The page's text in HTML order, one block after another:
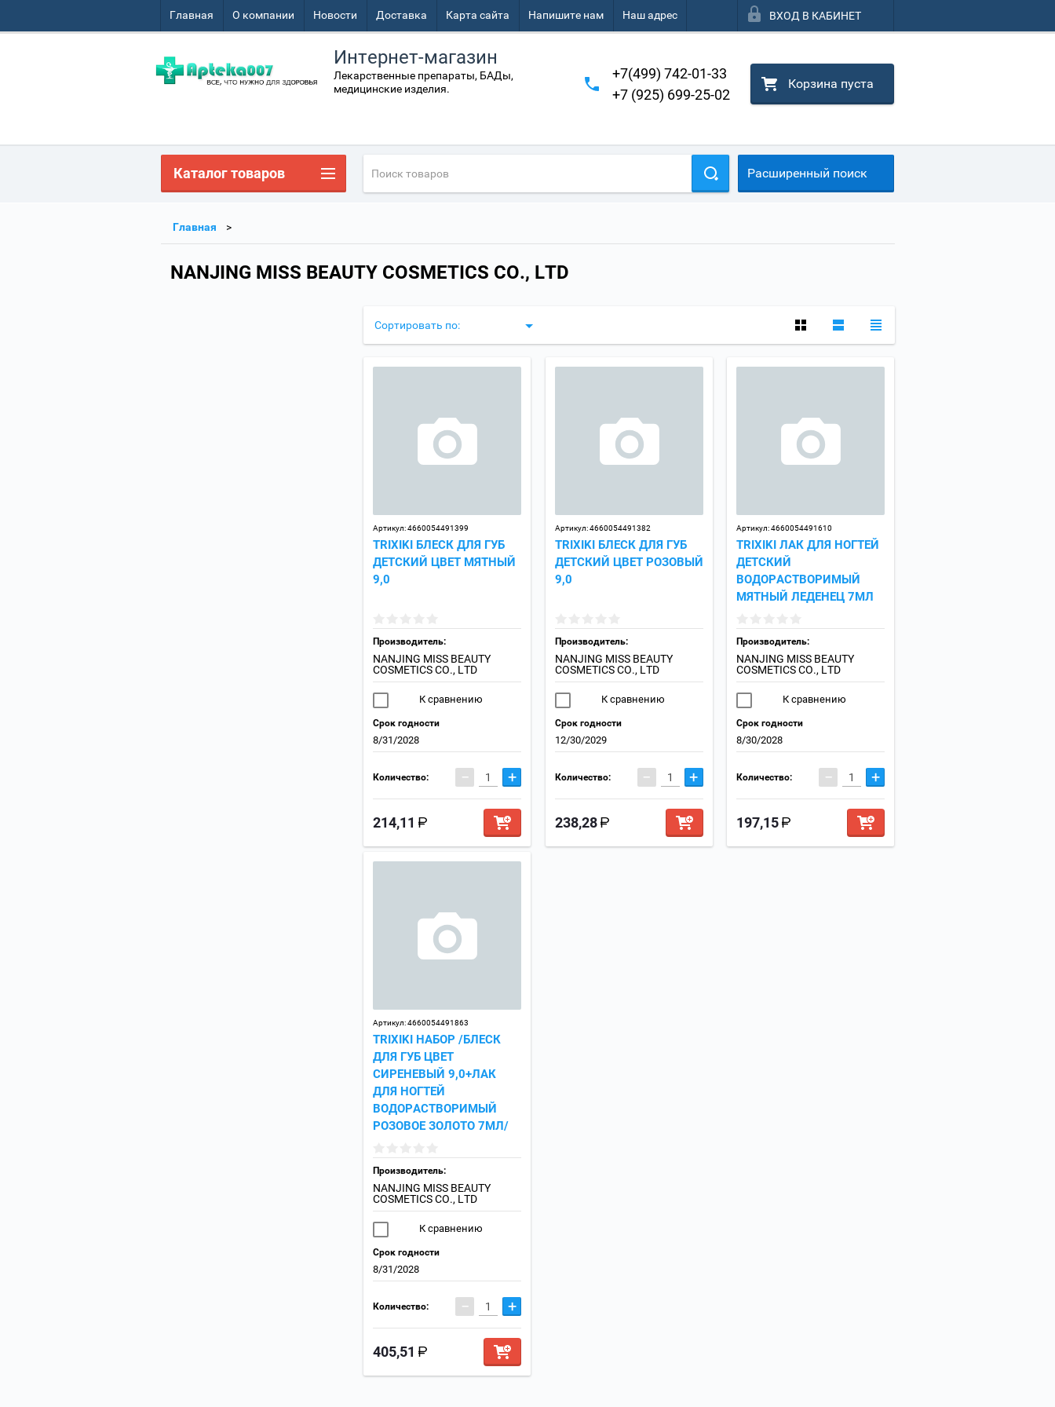
Главная О компании Новости Доставка Карта сайта Напишите нам Наш адрес ВХОД В КАБИНЕТ
Интернет-магазин
Лекарственные препараты, БАДы,
медицинские изделия.
+7(499) 742-01-33
+7 (925) 699-25-02
Корзина пуста
Расширенный поиск
Главная
NANJING MISS BEAUTY COSMETICS CO., LTD
Сортировать по:
Артикул:4660054491399
TRIXIKI БЛЕСК ДЛЯ ГУБ
ДЕТСКИЙ ЦВЕТ МЯТНЫЙ
9,0
Производитель:
NANJING MISS BEAUTY
COSMETICS CO., LTD
К сравнению
Срок годности
8/31/2028
Количество: − +
214,11
Артикул:4660054491382
TRIXIKI БЛЕСК ДЛЯ ГУБ
ДЕТСКИЙ ЦВЕТ РОЗОВЫЙ
9,0
Производитель:
NANJING MISS BEAUTY
COSMETICS CO., LTD
К сравнению
Срок годности
12/30/2029
Количество: − +
238,28
Артикул:4660054491610
TRIXIKI ЛАК ДЛЯ НОГТЕЙ
ДЕТСКИЙ
ВОДОРАСТВОРИМЫЙ
МЯТНЫЙ ЛЕДЕНЕЦ 7МЛ
Производитель:
NANJING MISS BEAUTY
COSMETICS CO., LTD
К сравнению
Срок годности
8/30/2028
Количество: − +
197,15
Артикул:4660054491863
TRIXIKI НАБОР /БЛЕСК
ДЛЯ ГУБ ЦВЕТ
СИРЕНЕВЫЙ 9,0+ЛАК
ДЛЯ НОГТЕЙ
ВОДОРАСТВОРИМЫЙ
РОЗОВОЕ ЗОЛОТО 7МЛ/
Производитель:
NANJING MISS BEAUTY
COSMETICS CO., LTD
К сравнению
Срок годности
8/31/2028
Количество: − +
405,51
Каталог товаров